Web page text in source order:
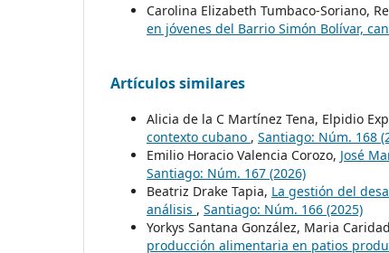
Carolina Elizabeth Tumbaco-Soriano,
en jóvenes del Barrio Simón Bolívar,
Artículos similares
Alicia de la C Martínez Tena, Elpidio
contexto cubano , Santiago: Núm. 168
Emilio Horacio Valencia Corozo, José
Santiago: Núm. 167 (2026)
Beatriz Drake Tapia, La gestión del
análisis , Santiago: Núm. 166 (2025)
Yorkys Santana González, Maria
producción alimentaria en patios